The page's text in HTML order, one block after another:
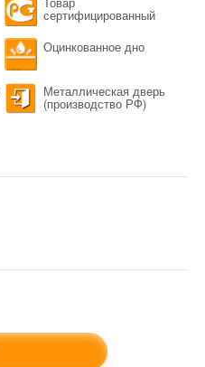
сертифицированный
Оцинкованное дно
Металлическая дверь
(производство РФ)